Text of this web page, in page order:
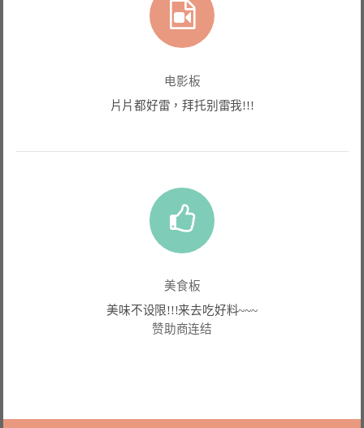
电影板
片片都好雷，拜托别雷我!!!
美食板
美味不设限!!!来去吃好料~~~
赞助商连结